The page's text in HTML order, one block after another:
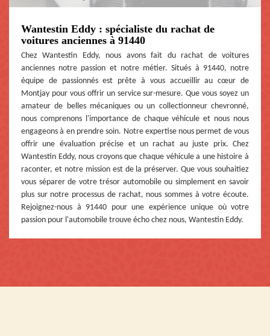
Wantestin Eddy : spécialiste du rachat de
voitures anciennes à 91440
Chez Wantestin Eddy, nous avons fait du rachat de voitures
anciennes notre passion et notre métier. Situés à 91440, notre
équipe de passionnés est prête à vous accueillir au cœur de
Montjay pour vous offrir un service sur-mesure. Que vous soyez un
amateur de belles mécaniques ou un collectionneur chevronné,
nous comprenons l'importance de chaque véhicule et nous nous
engageons à en prendre soin. Notre expertise nous permet de vous
offrir une évaluation précise et un rachat au juste prix. Chez
Wantestin Eddy, nous croyons que chaque véhicule a une histoire à
raconter, et notre mission est de la préserver. Que vous souhaitiez
vous séparer de votre trésor automobile ou simplement en savoir
plus sur notre processus de rachat, nous sommes à votre écoute.
Rejoignez-nous à 91440 pour une expérience unique où votre
passion pour l'automobile trouve écho chez nous, Wantestin Eddy.